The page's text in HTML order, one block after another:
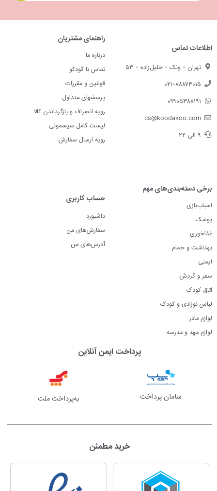
اطلاعات تماس
تهران - ونک - خلیل‌زاده - ۵۳
۰۲۱-۸۸۸۷۳۰۱۵
۰۹۹۰۵۳۸۸۱۹۱
cs@koodakoo.com
۹ الی ۲۲
راهنمای مشتریان
درباره ما
تماس با کودکو
قوانین و مقررات
پرسشهای متداول
رویه انصراف و بازگرداندن کالا
لیست کامل سیسمونی
رویه ارسال سفارش
برخی دسته‌بندی‌های مهم
اسباب‌بازی
پوشک
غذاخوری
بهداشت و حمام
ایمنی
سفر و گردش
اتاق کودک
لباس نوزادی و کودک
لوازم مادر
لوازم مهد و مدرسه
حساب کاربری
داشبورد
سفارش‌های من
آدرس‌های من
پرداخت ایمن آنلاین
سامان پرداخت به‌پرداخت ملت
خرید مطمئن